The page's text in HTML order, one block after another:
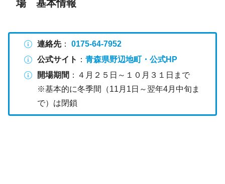
場 基本情報
連絡先： 0175-64-7952
公式サイト ： 青森県野辺地町・公式HP
開場期間 ：４月２５日～１０月３１日まで
※基本的に冬季間（11月1日～翌年4月中旬ま
で）は閉鎖